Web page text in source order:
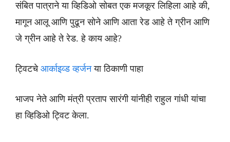
संबित पात्राने या व्हिडिओ सोबत एक मजकूर लिहिला आहे की,
मागून आलू आणि पुढून सोने आणि आता रेड आहे ते ग्रीन आणि
जे ग्रीन आहे ते रेड. हे काय आहे?
ट्विटचे आर्काइव्ड व्हर्जनया ठिकाणी पाहा
भाजप नेते आणि मंत्री प्रताप सारंगी यांनीही राहुल गांधी यांचा
हा व्हिडिओ ट्विट केला.